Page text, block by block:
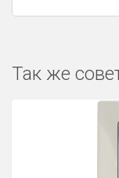
Так же